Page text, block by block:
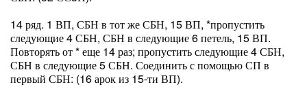
14 ряд. 1 ВП, СБН в тот же СБН, 15 ВП, *пропустить
следующие 4 СБН, СБН в следующие 6 петель, 15 ВП.
Повторять от * еще 14 раз; пропустить следующие 4 СБН,
СБН в следующие 5 СБН. Соединить с помощью СП в
первый СБН: (16 арок из 15-ти ВП).